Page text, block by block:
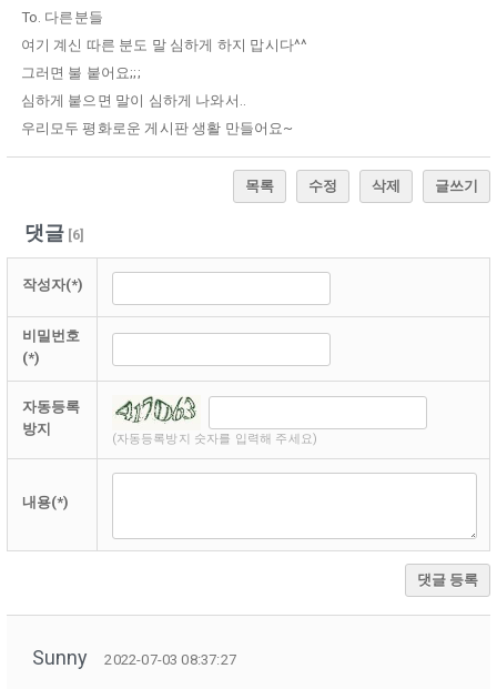
To. 다른분들
여기 계신 따른 분도 말 심하게 하지 맙시다^^
그러면 불 붙어요;;;
심하게 붙으면 말이 심하게 나와서..
우리모두 평화로운 게시판 생활 만들어요~
목록 수정 삭제 글쓰기
댓글[6]
작성자(*)
비밀번호
(*)
자동등록
방지
(자동등록방지 숫자를 입력해 주세요)
내용(*)
댓글 등록
Sunny 2022-07-03 08:37:27